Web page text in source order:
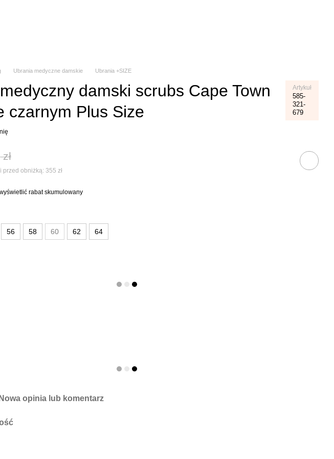
Ubrania medyczne damskie Ubrania +SIZE
damski scrubs Cape Town
czarnym Plus Size
Artykuł
585-
321-
679
przed obniżką: 355 zł
wyświetlić rabat skumulowany
56 58 60 62 64
Nowa opinia lub komentarz